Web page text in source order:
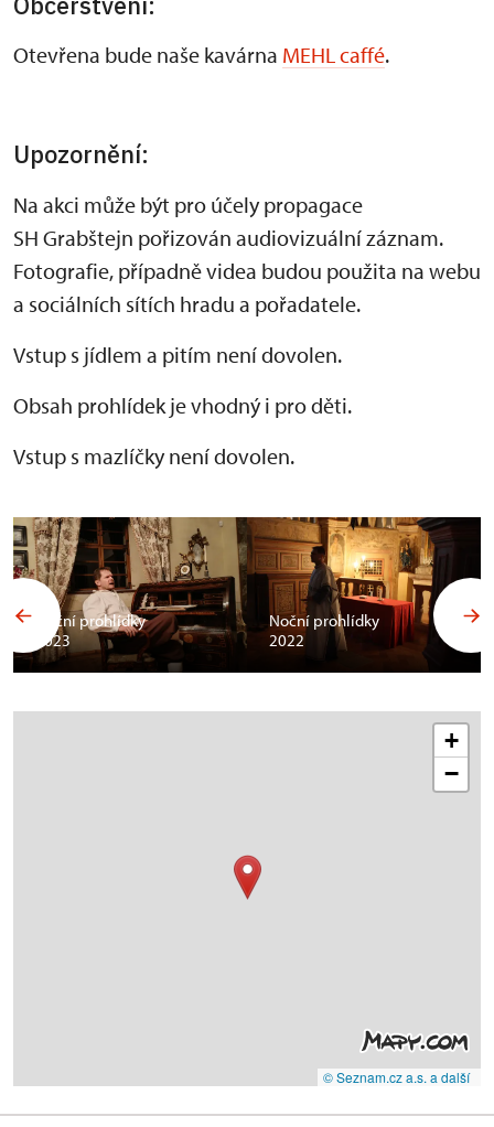
Otevřena bude naše kavárna MEHL caffé.
Upozornění:
Na akci může být pro účely propagace
SH Grabštejn pořizován audiovizuální záznam.
Fotografie, případně videa budou použita na webu
a sociálních sítích hradu a pořadatele.
Vstup s jídlem a pitím není dovolen.
Obsah prohlídek je vhodný i pro děti.
Vstup s mazlíčky není dovolen.
Noční prohlídky
2023
Noční prohlídky
2022
+
−
© Seznam.cz a.s. a další